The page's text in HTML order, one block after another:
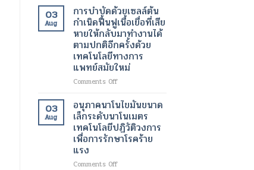
ความ
ปลอดภัย
ของ
ผู้
ป่วย
สมัย
ใหม่
เพื่อ
ผิว
ที่
กระจ่าง
ใส
และ
ขึ้น
แก
รม
แวน
ควิช
เทคโนโลยี
สมัย
ใหม่
เพื่อ
ปรับ
รูป
ร่าง
และ
ลด
03
Aug
การบำบัดด้วยเซลล์ต้น
กำเนิดฟื้นฟูเนื้อเยื่อที่เสีย
หายให้กลับมาทำงานได้
ตามปกติอีกครั้งด้วย
เทคโนโลยีทางการ
แพทย์สมัยใหม่
Comments Offon
บำบัด
ด้วย
เซลล์
ต้น
กำเนิด
เนื้อเยื่อ
03
Aug
อนุภาคนาโนไขมันขนาด
เล็กระดับนาโนเมตร
เทคโนโลยีปฏิวัติวงการ
เพื่อการรักษาโรคร้าย
แรง
Comments Offon